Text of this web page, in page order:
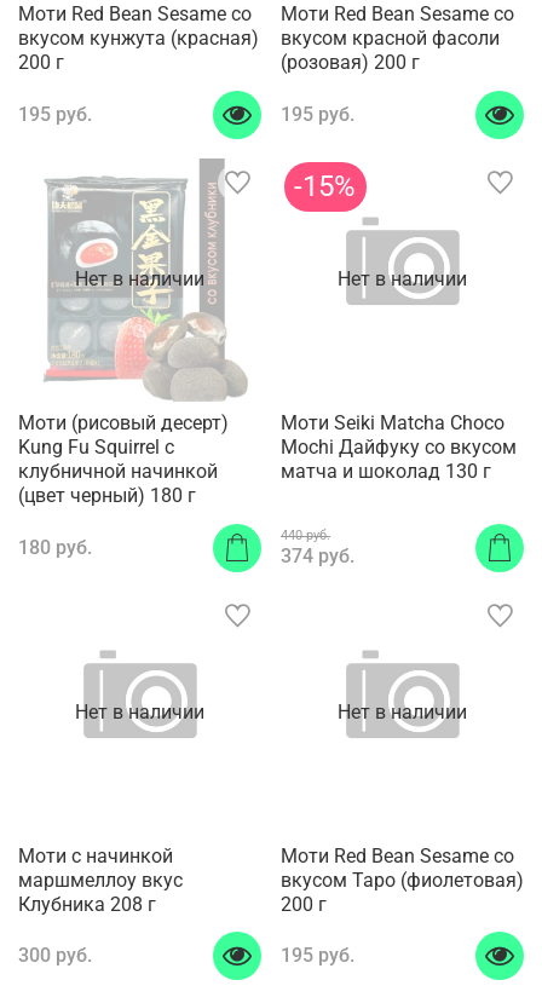
Моти Red Bean Sesame со
вкусом кунжута (красная)
200 г
195 руб.
Моти Red Bean Sesame со
вкусом красной фасоли
(розовая) 200 г
195 руб.
Нет в наличии
Моти (рисовый десерт)
Kung Fu Squirrel с
клубничной начинкой
(цвет черный) 180 г
180 руб.
Нет в наличии
-15%
Моти Seiki Matcha Choco
Mochi Дайфуку со вкусом
матча и шоколад 130 г
440 руб.
374 руб.
Нет в наличии
Моти с начинкой
маршмеллоу вкус
Клубника 208 г
300 руб.
Нет в наличии
Моти Red Bean Sesame со
вкусом Таро (фиолетовая)
200 г
195 руб.